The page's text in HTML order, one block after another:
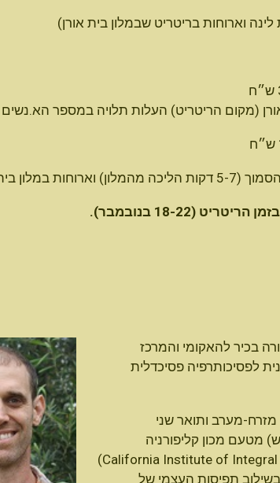
וארוחות בריטריט שבמלון בית אורן)
אורן (מקום הריטריט) העלות תלויה במספר
במלון בית אורן.
(18-22 בנובמבר).
בכיר להאקומי והמרכז
לפסיכותרפיה פסיכדלית
מזרח-מערב ותואר שני
מטעם מכון קליפורניה
ללימודים אינטגרליים (California Institute of Integral Studies)
תפיסות העצמי של